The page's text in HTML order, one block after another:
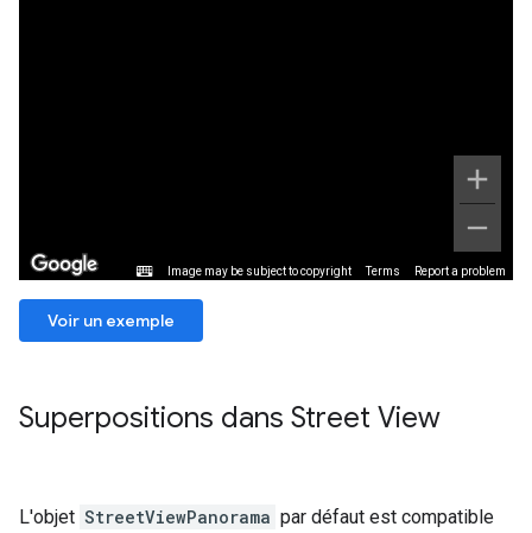
Voir un exemple
Superpositions dans Street View
L'objet StreetViewPanorama par défaut est compatible